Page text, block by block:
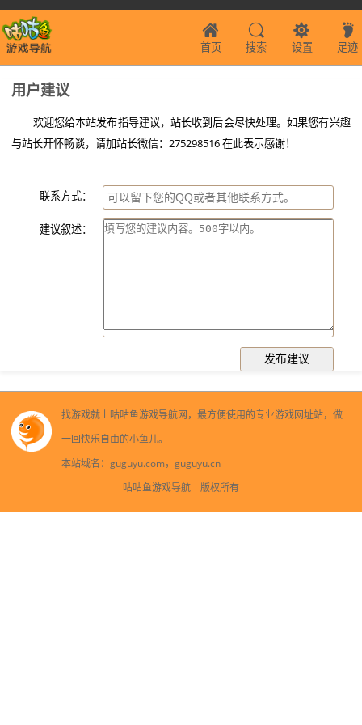
足迹
设置
搜索
首页
用户建议
欢迎您给本站发布指导建议，站长收到后会尽快处理。如果您有兴趣
与站长开怀畅谈，请加站长微信：275298516 在此表示感谢！
联系方式：
建议叙述：
发布建议
找游戏就上咕咕鱼游戏导航网，最方便使用的专业游戏网址站，做
一回快乐自由的小鱼儿。
本站域名：guguyu.com，guguyu.cn
咕咕鱼游戏导航 版权所有